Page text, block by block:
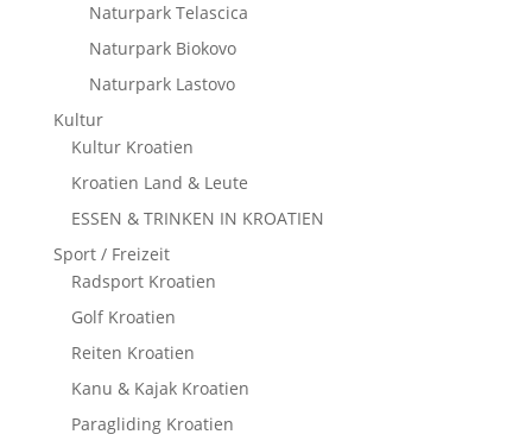
Naturpark Telascica
Naturpark Biokovo
Naturpark Lastovo
Kultur
Kultur Kroatien
Kroatien Land & Leute
ESSEN & TRINKEN IN KROATIEN
Sport / Freizeit
Radsport Kroatien
Golf Kroatien
Reiten Kroatien
Kanu & Kajak Kroatien
Paragliding Kroatien